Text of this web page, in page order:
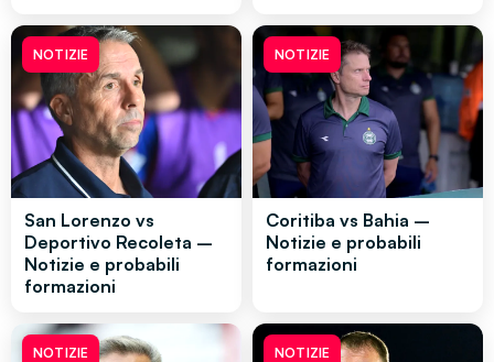
NOTIZIE
San Lorenzo vs
Deportivo Recoleta –
Notizie e probabili
formazioni
NOTIZIE
Coritiba vs Bahia –
Notizie e probabili
formazioni
NOTIZIE NOTIZIE